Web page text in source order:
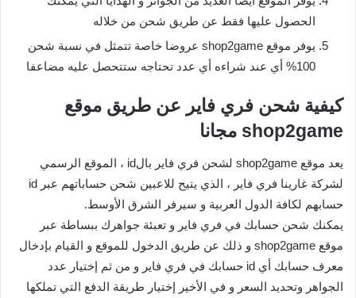
الحصول عليها فقط عن طريق شحن من خلاله
يوفر موقع shop2game عروضا خاصة تتمثل في نسبة شحن
100% أي عند شراءه أي عدد تحتاجه ستتحصل عليه مضاعفا
كيفية شحن فري فاير عن طريق موقع
shop2game مجانا
يعد موقع shop2game لشحن فري فاير بالid ، الموقع الرسمي
لشركة غارينا فري فاير ، الذي يتيح للاعبين شحن حساباتهم عبر id
حسابهم لكافة الدول العربية و سيرفر الشرق الأوسط.
يمكنك شحن حسابك في فري فاير و تعبئة جواهرك ببساطة عبر
موقع shop2game و ذلك عن طريق الدخول للموقع و القيام بإدخال
معرف حسابك أي id حسابك في فري فاير و من ثم إختيار عدد
الجواهر وتحديد السعر و في الأخير إختيار طريقة الدفع التي تملكها